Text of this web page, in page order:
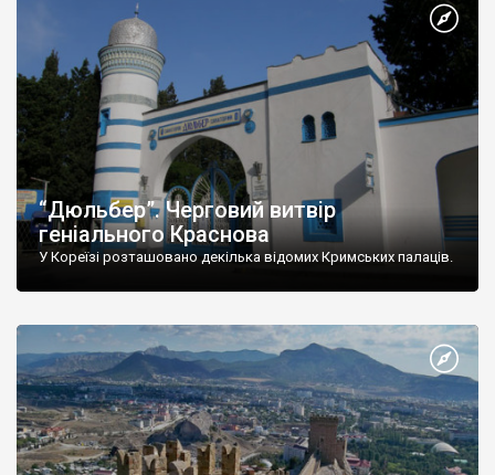
“Дюльбер”. Черговий витвір
геніального Краснова
У Кореїзі розташовано декілька відомих Кримських палаців.